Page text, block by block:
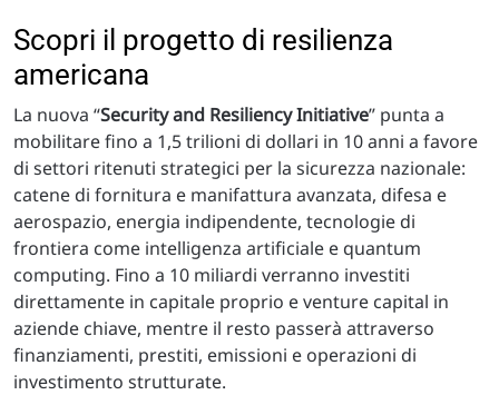
Scopri il progetto di resilienza
americana
La nuova “Security and Resiliency Initiative” punta a
mobilitare fino a 1,5 trilioni di dollari in 10 anni a favore
di settori ritenuti strategici per la sicurezza nazionale:
catene di fornitura e manifattura avanzata, difesa e
aerospazio, energia indipendente, tecnologie di
frontiera come intelligenza artificiale e quantum
computing. Fino a 10 miliardi verranno investiti
direttamente in capitale proprio e venture capital in
aziende chiave, mentre il resto passerà attraverso
finanziamenti, prestiti, emissioni e operazioni di
investimento strutturate.​